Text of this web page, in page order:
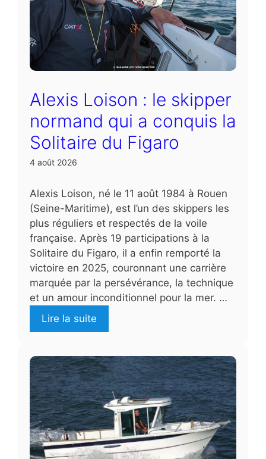
Alexis Loison : le skipper
normand qui a conquis la
Solitaire du Figaro
4 août 2026
Alexis Loison, né le 11 août 1984 à Rouen
(Seine-Maritime), est l’un des skippers les
plus réguliers et respectés de la voile
française. Après 19 participations à la
Solitaire du Figaro, il a enfin remporté la
victoire en 2025, couronnant une carrière
marquée par la persévérance, la technique
et un amour inconditionnel pour la mer. …
Lire la suite